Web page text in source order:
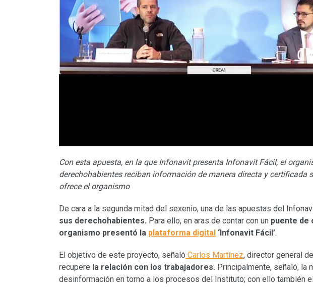
Con esta apuesta, en la que Infonavit presenta Infonavit Fácil, el
derechohabientes reciban información de manera directa y certificada
ofrece el organismo
De cara a la segunda mitad del sexenio, una de las apuestas del
sus derechohabientes. Para ello, en aras de contar con un puente de
organismo presentó la plataforma digital ‘Infonavit Fácil’.
El objetivo de este proyecto, señaló Carlos Martínez, director general
recupere la relación con los trabajadores. Principalmente, señaló, la
desinformación en torno a los procesos del Instituto; con ello también